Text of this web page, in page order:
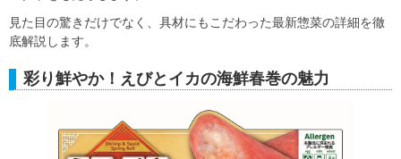
見た目の驚きだけでなく、具材にもこだわった最新惣菜の詳細を徹
底解説します。
彩り鮮やか！えびとイカの海鮮春巻の魅力